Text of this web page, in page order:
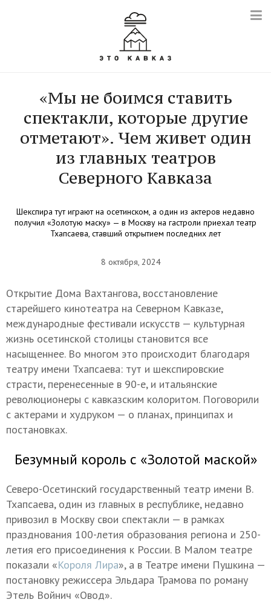
«Мы не боимся ставить
спектакли, которые другие
отметают». Чем живет один
из главных театров
Северного Кавказа
Шекспира тут играют на осетинском, а один из актеров недавно
получил «Золотую маску» — в Москву на гастроли приехал театр
Тхапсаева, ставший открытием последних лет
8 октября, 2024
Открытие Дома Вахтангова, восстановление
старейшего кинотеатра на Северном Кавказе,
международные фестивали искусств — культурная
жизнь осетинской столицы становится все
насыщеннее. Во многом это происходит благодаря
театру имени Тхапсаева: тут и шекспировские
страсти, перенесенные в 90-е, и итальянские
революционеры с кавказским колоритом. Поговорили
с актерами и худруком — о планах, принципах и
постановках.
Безумный король с «Золотой маской»
Северо-Осетинский государственный театр имени В.
Тхапсаева, один из главных в республике, недавно
привозил в Москву свои спектакли — в рамках
празднования 100-летия образования региона и 250-
летия его присоединения к России. В Малом театре
показали «Короля Лира», а в Театре имени Пушкина —
постановку режиссера Эльдара Трамова по роману
Этель Войнич «Овод».